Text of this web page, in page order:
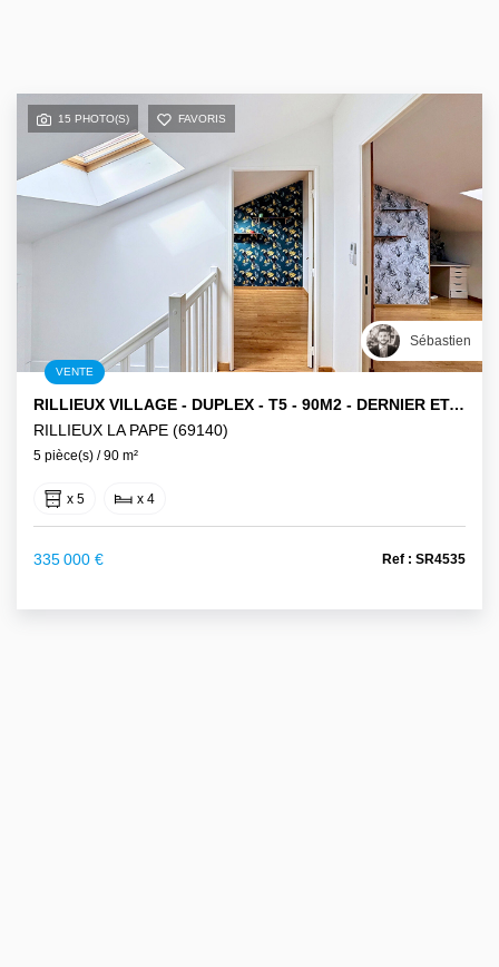
15 PHOTO(S) FAVORIS
Sébastien
VENTE
RILLIEUX VILLAGE - DUPLEX - T5 - 90M2 - DERNIER ETAGE - TERRASSE - CLIM
RILLIEUX LA PAPE (69140)
5 pièce(s) / 90 m²
x 5 x 4
335 000 € Ref : SR4535